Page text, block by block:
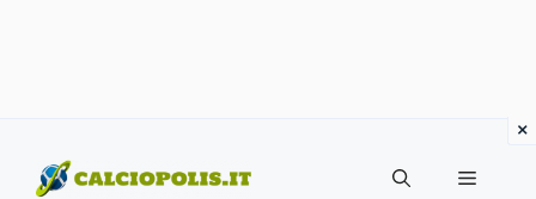
contenuto
Menu